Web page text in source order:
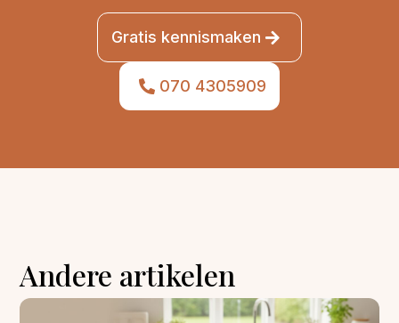
Gratis kennismaken
070 4305909
Andere artikelen